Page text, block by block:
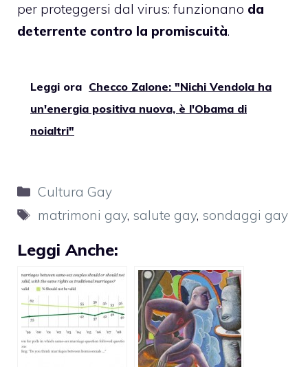
per proteggersi dal virus: funzionano da
deterrente contro la promiscuità.
Leggi ora Checco Zalone: "Nichi Vendola ha
un'energia positiva nuova, è l'Obama di
noialtri"
Categorie
Cultura Gay
Tag
matrimoni gay, salute gay, sondaggi gay
Leggi Anche: